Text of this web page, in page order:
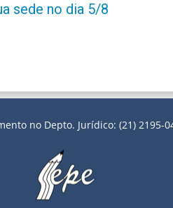
sede no dia 5/8
no Depto. Jurídico: (21) 2195-